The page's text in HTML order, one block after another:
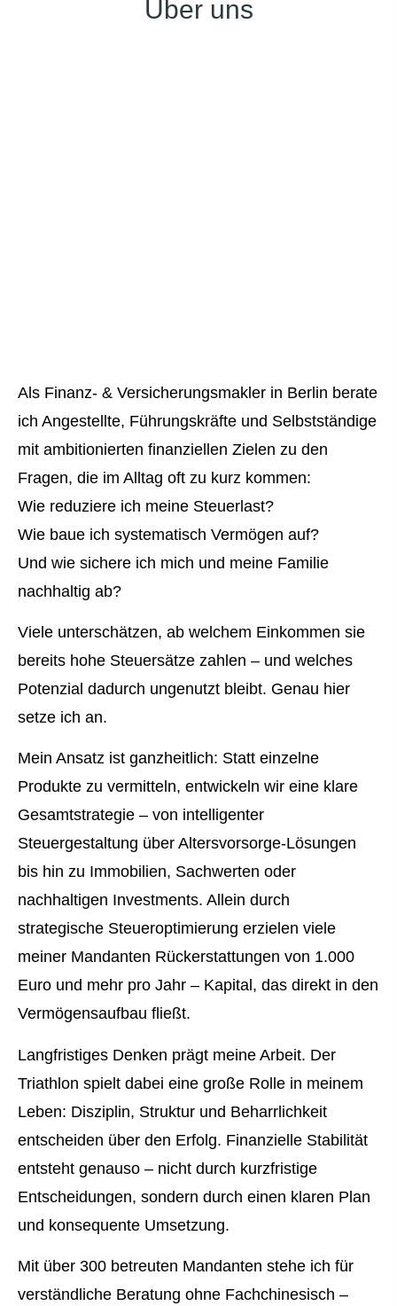
Über uns
Als Finanz- & Ver­sicherungs­makler in Berlin berate
ich Angestellte, Führungskräfte und Selbstständige
mit ambitionierten finanziellen Zielen zu den
Fragen, die im Alltag oft zu kurz kommen:
Wie reduziere ich meine Steuerlast?
Wie baue ich systematisch Vermögen auf?
Und wie sichere ich mich und meine Familie
nachhaltig ab?
Viele unterschätzen, ab welchem Einkommen sie
bereits hohe Steuersätze zahlen – und welches
Potenzial dadurch ungenutzt bleibt. Genau hier
setze ich an.
Mein Ansatz ist ganzheitlich: Statt einzelne
Produkte zu vermitteln, entwickeln wir eine klare
Gesamtstrategie – von intelligenter
Steuergestaltung über Alters­vorsorge-Lösungen
bis hin zu Immobilien, Sachwerten oder
nachhaltigen Investments. Allein durch
strategische Steueroptimierung erzielen viele
meiner Mandanten Rückerstattungen von 1.000
Euro und mehr pro Jahr – Kapital, das direkt in den
Vermögensaufbau fließt.
Langfristiges Denken prägt meine Arbeit. Der
Triathlon spielt dabei eine große Rolle in meinem
Leben: Disziplin, Struktur und Beharrlichkeit
entscheiden über den Erfolg. Finanzielle Stabilität
entsteht genauso – nicht durch kurzfristige
Entscheidungen, sondern durch einen klaren Plan
und konsequente Umsetzung.
Mit über 300 betreuten Mandanten stehe ich für
verständliche Beratung ohne Fachchinesisch –